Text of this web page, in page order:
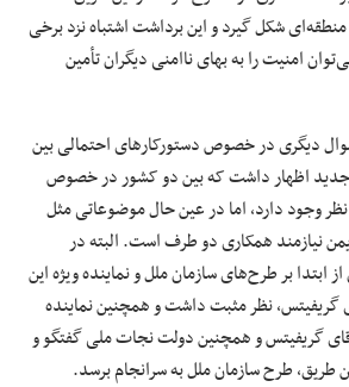
شکل گیرد و این برداشت اشتباه نزد برخی
امنیت را به بهای ناامنی دیگران تأمین
دیگری در خصوص دستورکارهای احتمالی بین
جدید اظهار داشت که بین دو کشور در خصوص
وجود دارد، اما در عین حال موضوعاتی مثل
نیازمند همکاری دو طرف است. البته در
ابتدا بر طرح‌های سازمان ملل و نماینده ویژه این
گریفیتس، نظر مثبت داشت و همچنین نماینده
آقای گریفیتس و همچنین دولت نجات ملی گفتگو و
طریق، طرح سازمان ملل به سرانجام برسد.